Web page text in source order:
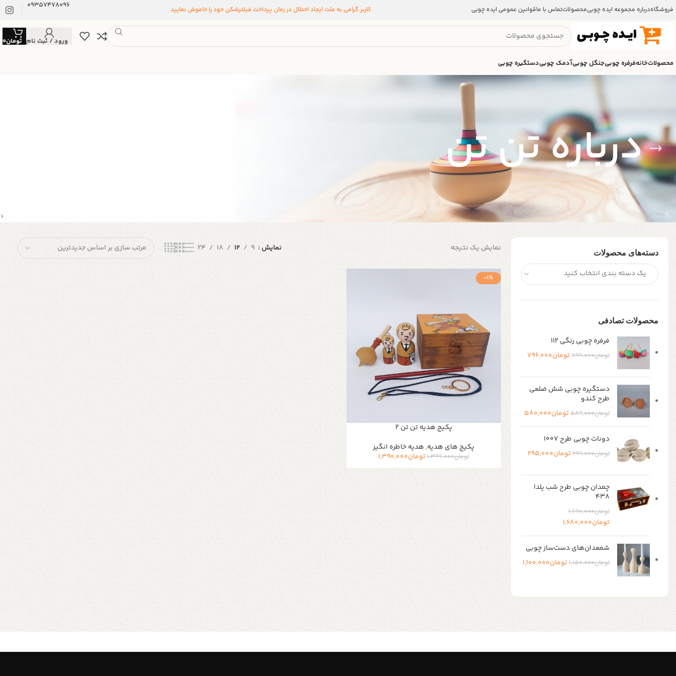
فروشگاهدرباره مجموعه ایده چوبیمحصولاتتماس با ماقوانین عمومی ایده چوبی کاربر گرامی به علت ایجاد اختلال در زمان پرداخت فیلترشکن خود را خاموش نمایید 09357478096
ورود / ثبت نام تومان0
محصولاتخانهفرفره چوبیجنگل چوبیآدمک چوبیدستگیره چوبی
درباره تن تن
دسته‌های محصولات
یک دسته بندی انتخاب کنید
محصولات تصادفی
فرفره چوبی رنگی 112
تومان799,000تومان796,000
دستگیره چوبی شش ضلعی
طرح کندو
تومان589,000تومان580,000
دونات چوبی طرح ۱۰۰۷
تومان299,000تومان295,000
چمدان چوبی طرح شب یلدا
۴۳۸
تومان1,690,000
تومان1,680,000
شمعدان‌های دست‌ساز چوبی
تومان1,150,000تومان1,100,000
Shop Now
نمایش یک نتیجه نمایش 9
12
18
24
-1%
پکیج هدیه تن تن ۲
پکیج های هدیه, هدیه خاطره انگیز
تومان1,399,000تومان1,390,000